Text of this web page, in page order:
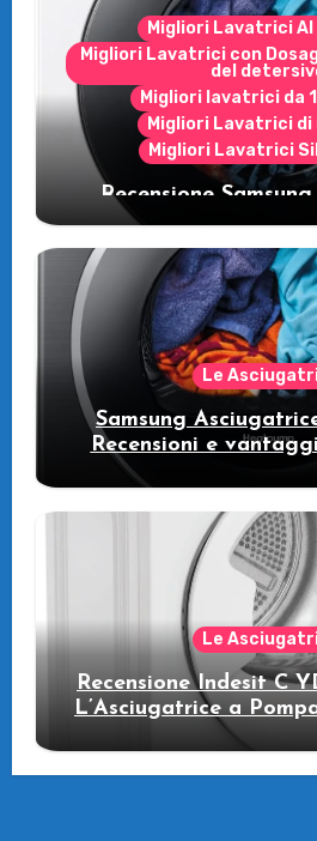
Migliori Lavatrici
Migliori Lavatrici con
del
Migliori lavatrici da
Migliori Lavatrici di
Migliori Lavatrici
Recensione
WW11DB7B94GE/
intelligente che fa
Le
Samsung
Recensioni e
Le
Recensione Indesit C
L’Asciugatrice a
il Tuo